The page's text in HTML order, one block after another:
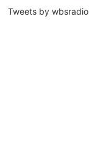
Tweets by wbsradio